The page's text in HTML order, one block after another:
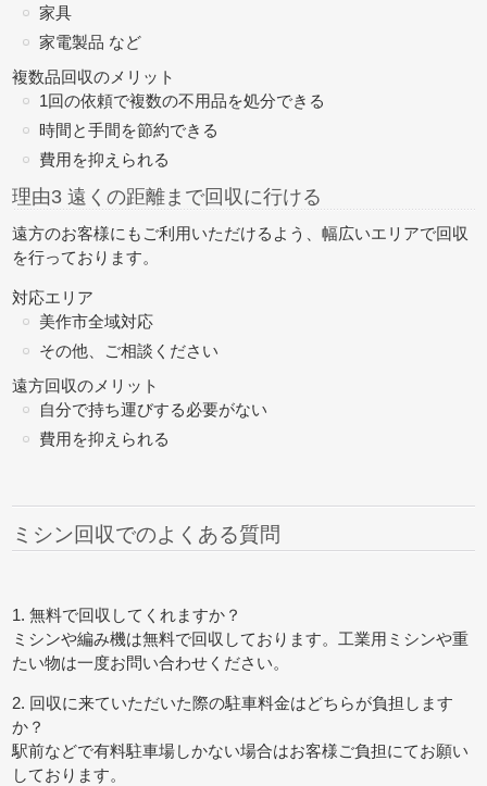
家具
家電製品 など
複数品回収のメリット
1回の依頼で複数の不用品を処分できる
時間と手間を節約できる
費用を抑えられる
理由3 遠くの距離まで回収に行ける
遠方のお客様にもご利用いただけるよう、幅広いエリアで回収
を行っております。
対応エリア
美作市全域対応
その他、ご相談ください
遠方回収のメリット
自分で持ち運びする必要がない
費用を抑えられる
ミシン回収でのよくある質問
1. 無料で回収してくれますか？
ミシンや編み機は無料で回収しております。工業用ミシンや重
たい物は一度お問い合わせください。
2. 回収に来ていただいた際の駐車料金はどちらが負担します
か？
駅前などで有料駐車場しかない場合はお客様ご負担にてお願い
しております。